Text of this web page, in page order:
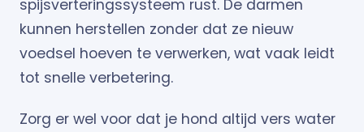
spijsverteringssysteem rust. De darmen
kunnen herstellen zonder dat ze nieuw
voedsel hoeven te verwerken, wat vaak leidt
tot snelle verbetering.
Zorg er wel voor dat je hond altijd vers water